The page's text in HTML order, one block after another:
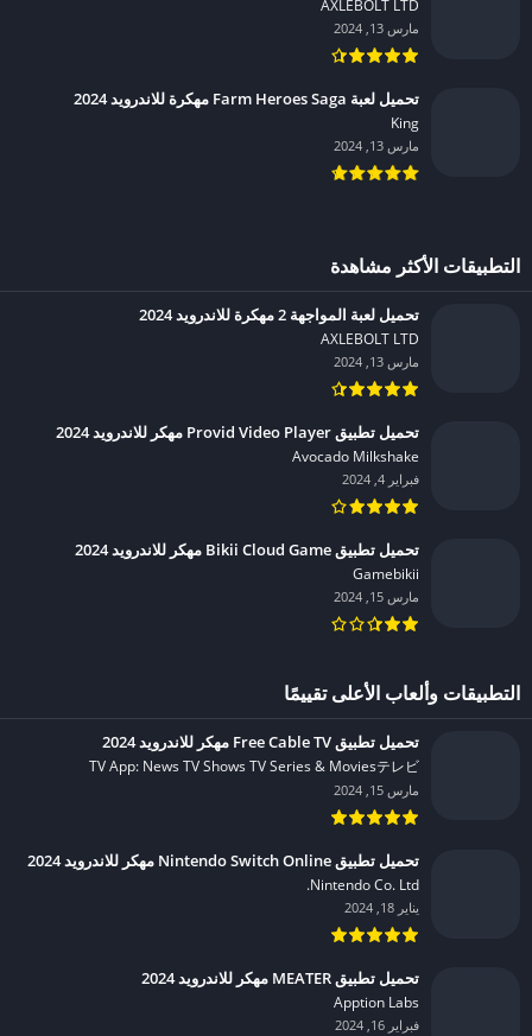
AXLEBOLT LTD‏
مارس 13, 2024
تحميل لعبة Farm Heroes Saga مهكرة للاندرويد 2024
King‏
مارس 13, 2024
التطبيقات الأكثر مشاهدة
تحميل لعبة المواجهة 2 مهكرة للاندرويد 2024
AXLEBOLT LTD‏
مارس 13, 2024
تحميل تطبيق Provid Video Player مهكر للاندرويد 2024
Avocado Milkshake‏
فبراير 4, 2024
تحميل تطبيق Bikii Cloud Game مهكر للاندرويد 2024
Gamebikii‏
مارس 15, 2024
التطبيقات وألعاب الأعلى تقييمًا
تحميل تطبيق Free Cable TV مهكر للاندرويد 2024
TV App: News TV Shows TV Series & Moviesテレビ‏
مارس 15, 2024
تحميل تطبيق Nintendo Switch Online مهكر للاندرويد 2024
Nintendo Co. Ltd.‏
يناير 18, 2024
تحميل تطبيق MEATER مهكر للاندرويد 2024
Apption Labs‏
فبراير 16, 2024